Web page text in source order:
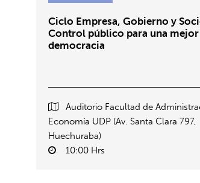
Ciclo Empresa, Gobierno y
Control público para una mejor
democracia
Auditorio Facultad de
Economía UDP (Av. Santa Clara 797,
Huechuraba)
10:00 Hrs